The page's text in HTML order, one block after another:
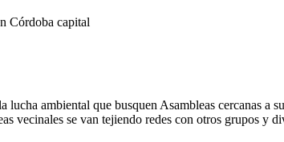
Córdoba capital
lucha ambiental que busquen Asambleas cercanas
vecinales se van tejiendo redes con otros grupos y